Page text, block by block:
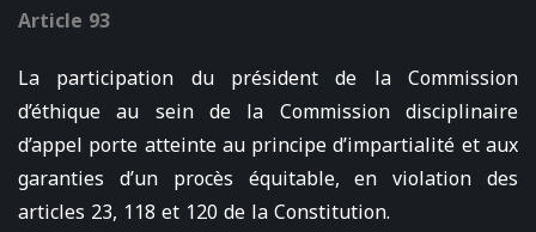
Article 93
La participation du président de la Commission
d’éthique au sein de la Commission disciplinaire
d’appel porte atteinte au principe d’impartialité et aux
garanties d’un procès équitable, en violation des
articles 23, 118 et 120 de la Constitution.